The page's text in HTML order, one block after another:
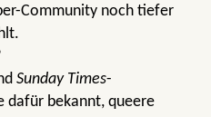
Community noch tiefer
Sunday Times-
dafür bekannt, queere